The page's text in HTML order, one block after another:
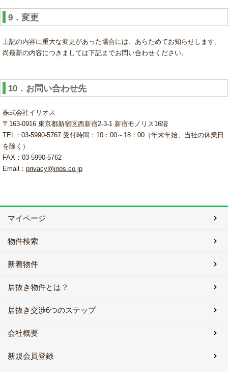
9．変更
上記の内容に重大な変更があった場合には、あらためてお知らせします。
尚最新の内容につきましては下記までお問い合わせください。
10．お問い合わせ先
株式会社イリオス
〒163-0916 東京都新宿区西新宿2-3-1 新宿モノリス16階
TEL：03-5990-5767 受付時間：10：00～18：00（年末年始、当社の休業日
を除く）
FAX：03-5990-5762
Email： privacy@irios.co.jp
マイページ
物件検索
新着物件
居抜き物件とは？
居抜き交渉6つのステップ
会社概要
新規会員登録